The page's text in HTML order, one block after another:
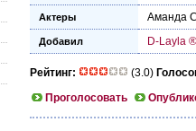
Актеры Аманда
Добавил D-Layla ®
Рейтинг: (3.0)
Проголосовать